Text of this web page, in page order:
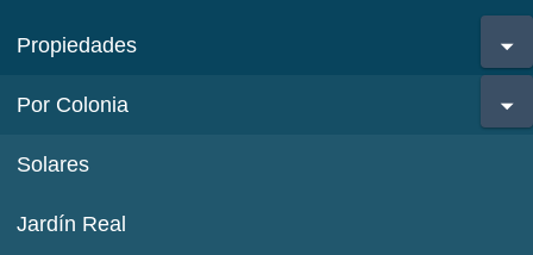
Propiedades
Por Colonia
Solares
Jardín Real